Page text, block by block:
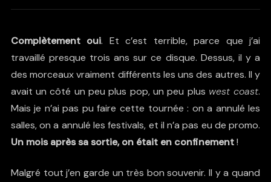
Complètement oui. Et c’est terrible, parce que j’ai
travaillé presque trois ans sur ce disque. Dessus, il y a
des morceaux vraiment différents les uns des autres. Il y
avait un côté un peu plus pop, un peu plus west coast.
Mais je n’ai pas pu faire cette tournée : on a annulé les
salles, on a annulé les festivals, et il n’a pas eu de promo.
Un mois après sa sortie, on était en confinement!
Malgré tout j’en garde un très bon souvenir. Il y a quand